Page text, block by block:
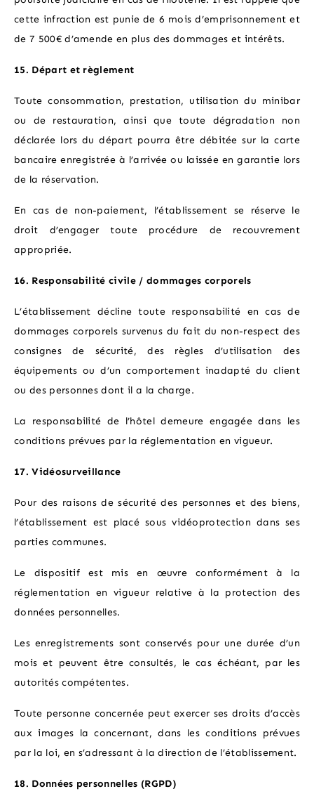
cette infraction est punie de 6 mois d’emprisonnement et
de 7 500€ d’amende en plus des dommages et intérêts.
15. Départ et règlement
Toute consommation, prestation, utilisation du minibar
ou de restauration, ainsi que toute dégradation non
déclarée lors du départ pourra être débitée sur la carte
bancaire enregistrée à l’arrivée ou laissée en garantie lors
de la réservation.
En cas de non-paiement, l’établissement se réserve le
droit d’engager toute procédure de recouvrement
appropriée.
16. Responsabilité civile / dommages corporels
L’établissement décline toute responsabilité en cas de
dommages corporels survenus du fait du non-respect des
consignes de sécurité, des règles d’utilisation des
équipements ou d’un comportement inadapté du client
ou des personnes dont il a la charge.
La responsabilité de l’hôtel demeure engagée dans les
conditions prévues par la réglementation en vigueur.
17. Vidéosurveillance
Pour des raisons de sécurité des personnes et des biens,
l’établissement est placé sous vidéoprotection dans ses
parties communes.
Le dispositif est mis en œuvre conformément à la
réglementation en vigueur relative à la protection des
données personnelles.
Les enregistrements sont conservés pour une durée d’un
mois et peuvent être consultés, le cas échéant, par les
autorités compétentes.
Toute personne concernée peut exercer ses droits d’accès
aux images la concernant, dans les conditions prévues
par la loi, en s’adressant à la direction de l’établissement.
18. Données personnelles (RGPD)